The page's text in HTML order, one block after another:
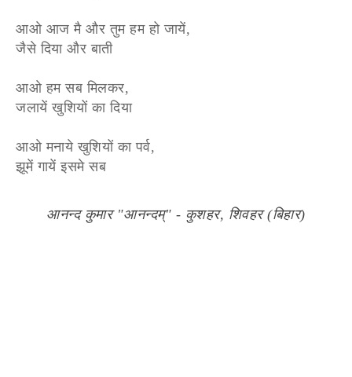
आओ आज मै और तुम हम हो जायें,
जैसे दिया और बाती
आओ हम सब मिलकर,
जलायें खुशियों का दिया
आओ मनाये खुशियों का पर्व,
झूमें गायें इसमे सब
आनन्द कुमार "आनन्दम्" - कुशहर, शिवहर (बिहार)